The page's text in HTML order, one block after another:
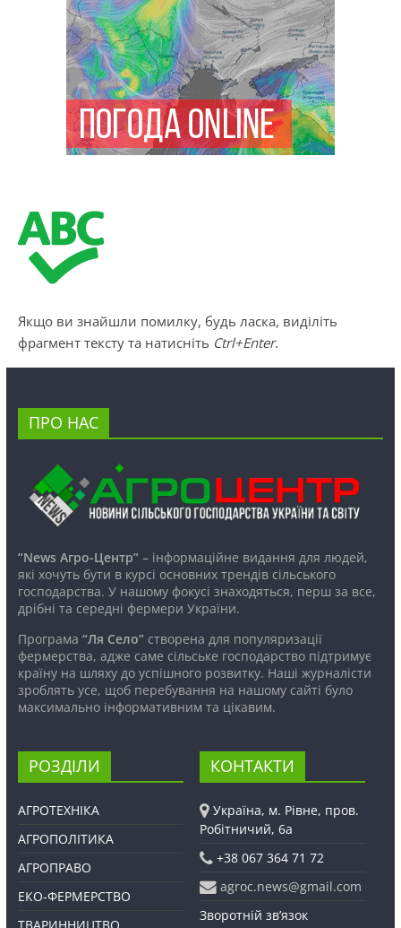
Якщо ви знайшли помилку, будь ласка, виділіть
фрагмент тексту та натисніть Ctrl+Enter.
ПРО НАС
“News Агро-Центр”– інформаційне видання для людей,
які хочуть бути в курсі основних трендів сільського
господарства. У нашому фокусі знаходяться, перш за все,
дрібні та середні фермери України.
Програма “Ля Село”створена для популяризації
фермерства, адже саме сільське господарство підтримує
країну на шляху до успішного розвитку. Наші журналісти
зроблять усе, щоб перебування на нашому сайті було
максимально інформативним та цікавим.
РОЗДІЛИ
АГРОТЕХНІКА
АГРОПОЛІТИКА
АГРОПРАВО
ЕКО-ФЕРМЕРСТВО
КОНТАКТИ
Україна, м. Рівне, пров.
Робітничий, 6а
+38 067 364 71 72
agroc.news@gmail.com
Зворотній зв’язок